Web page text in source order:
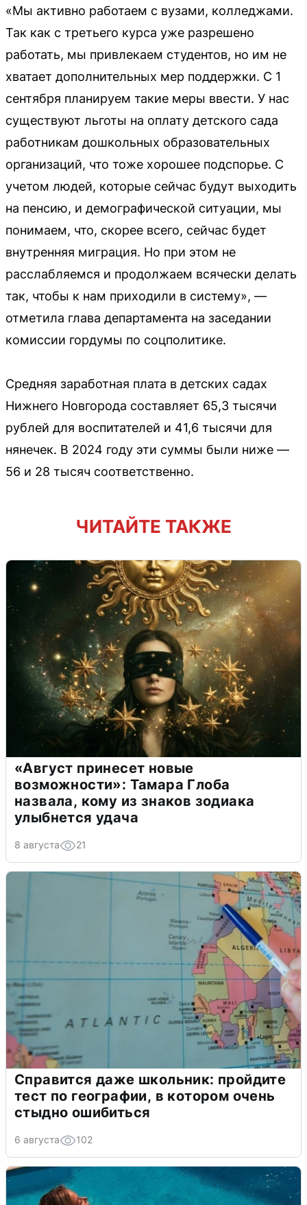
«Мы активно работаем с вузами, колледжами.
Так как с третьего курса уже разрешено
работать, мы привлекаем студентов, но им не
хватает дополнительных мер поддержки. С 1
сентября планируем такие меры ввести. У нас
существуют льготы на оплату детского сада
работникам дошкольных образовательных
организаций, что тоже хорошее подспорье. С
учетом людей, которые сейчас будут выходить
на пенсию, и демографической ситуации, мы
понимаем, что, скорее всего, сейчас будет
внутренняя миграция. Но при этом не
расслабляемся и продолжаем всячески делать
так, чтобы к нам приходили в систему», —
отметила глава департамента на заседании
комиссии гордумы по соцполитике.
Средняя заработная плата в детских садах
Нижнего Новгорода составляет 65,3 тысячи
рублей для воспитателей и 41,6 тысячи для
нянечек. В 2024 году эти суммы были ниже —
56 и 28 тысяч соответственно.
ЧИТАЙТЕ ТАКЖЕ
«Август принесет новые
возможности»: Тамара Глоба
назвала, кому из знаков зодиака
улыбнется удача
8 августа 21
Справится даже школьник: пройдите
тест по географии, в котором очень
стыдно ошибиться
6 августа 102